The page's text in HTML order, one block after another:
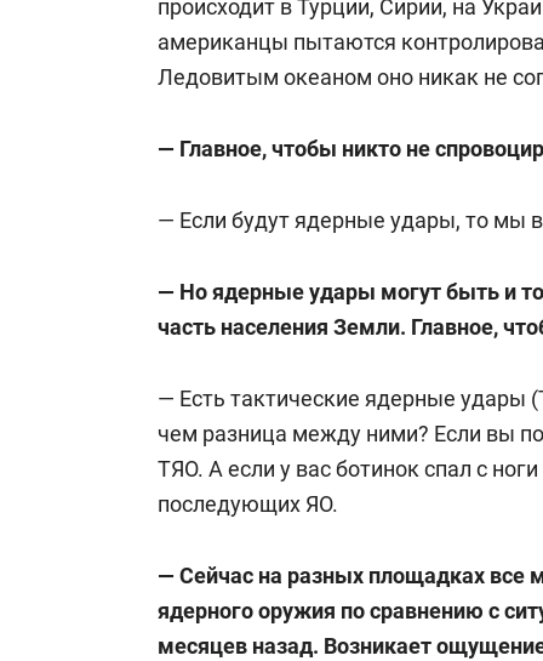
происходит в Турции, Сирии, на
американцы пытаются
Ледовитым океаном оно никак не
— Главное, чтобы никто не
— Если будут ядерные удары, то мы
— Но ядерные удары могут быть и
часть населения Земли. Главное,
— Есть тактические ядерные удары
чем разница между ними? Если вы
ТЯО. А если у вас ботинок спал с
последующих ЯО.
— Сейчас на разных площадках все
ядерного оружия по сравнению с
месяцев назад. Возникает